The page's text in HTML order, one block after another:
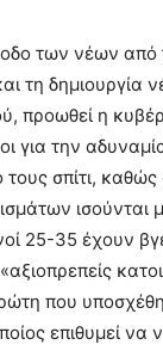
των νέων από
τη δημιουργία
προωθεί η
για την
σπίτι, καθώς
ισούνται
25-35 έχουν
που
επιθυμεί να